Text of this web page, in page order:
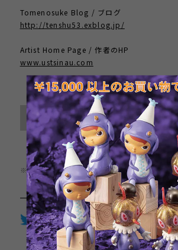
Tomenosuke Blog / ブログ
http://tenshu53.exblog.jp/
Artist Home Page / 作者のHP
www.ustsinau.com
International shipping
Sold out
日本国内にお住まいの方
※この商品は1点までのご注文とさせていただき
Twitter LINE
通報する